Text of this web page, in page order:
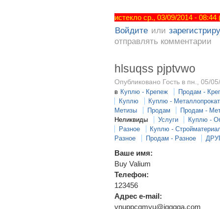
истекло ср., 03/09/2014 -
Войдите или
отправлять комментарии
hlsuqss pjptvwo
Опубликовано Гость в пн., 05/
в Куплю - Крепеж
Продам -
Куплю
Куплю - Металлопрокат
Метизы
Продам
Продам -
Неликвиды
Услуги
Куплю -
Разное
Куплю -
Разное
Продам - Разное
Ваше имя:
Buy Valium
Телефон:
123456
Адрес e-mail:
vnuppcqmyu@jggqga.com